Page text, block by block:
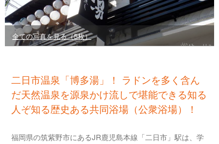
全ての写真を見る（5枚）
二日市温泉「博多湯」！ ラドンを多く含ん
だ天然温泉を源泉かけ流しで堪能できる知る
人ぞ知る歴史ある共同浴場（公衆浴場）！
福岡県の筑紫野市にあるJR鹿児島本線「二日市」駅は、学